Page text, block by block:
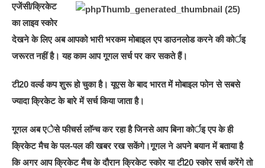
एजेंसी/क्रिकेट
का लाइव स्कोर
देखने के लिए अब आपको भारी भरकम मोबाइल एप डाउनलोड करने की कोर्इ
जरूरत नहीं है। यह काम आप गूगल सर्च पर कर सकते हैं।
टी20 वर्ल्ड कप शुरू हो चुका है। यूएस के बाद भारत में मोबाइल फोन से सबसे
ज्यादा क्रिकेट के बारे में सर्च किया जाता है।
गूगल अब एेसे फीचर्स लाॅन्च कर रहा है जिनसे आप बिना कोर्इ एप के ही
क्रिकेट मैच के पल-पल की खबर रख सकेंगे।गूगल ने अपने बयान में बताया है
कि अगर आप क्रिकेट मैच के दौरान क्रिकेट स्कोर या टी20 स्कोर सर्च करेंगे तो